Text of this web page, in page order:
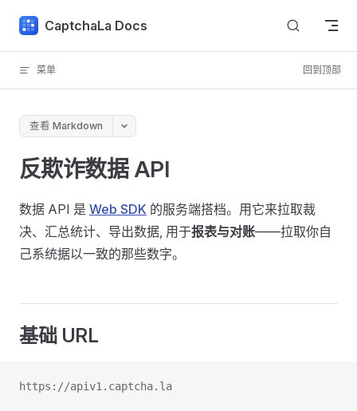
Skip to content
CaptchaLa Docs
菜单 回到顶部
查看 Markdown
反欺诈数据 API
数据 API 是 Web SDK 的服务端搭档。用它来拉取裁
决、汇总统计、导出数据, 用于报表与对账——拉取你自
己系统据以一致的那些数字。
基础 URL
https://apiv1.captcha.la